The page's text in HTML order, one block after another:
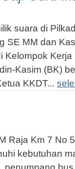
suara di
SE MM dan
Kelompok
Kasim (BK)
KKDT...
Raja Km 7 No
kebutuhan